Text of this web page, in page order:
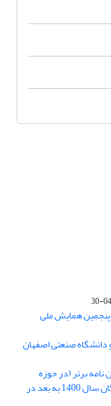
همایش ملی
صنعتی اصفهان
برتر (در حوزه
علوم و مهندسی آب و فاضلاب) ویژه دانش آموختگان سال 1400 به بعد در